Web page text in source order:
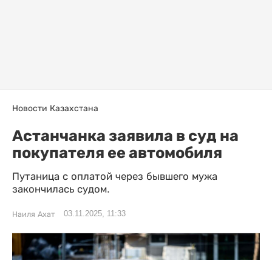
Новости Казахстана
Астанчанка заявила в суд на
покупателя ее автомобиля
Путаница с оплатой через бывшего мужа
закончилась судом.
Наиля Ахат 03.11.2025, 11:33